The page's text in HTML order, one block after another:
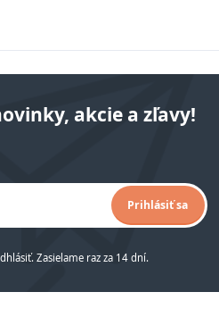
akcie a zľavy!
Prihlásiť sa
Zasielame raz za 14 dní.